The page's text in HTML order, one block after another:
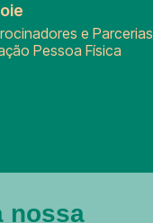
e Parcerias
Pessoa Física